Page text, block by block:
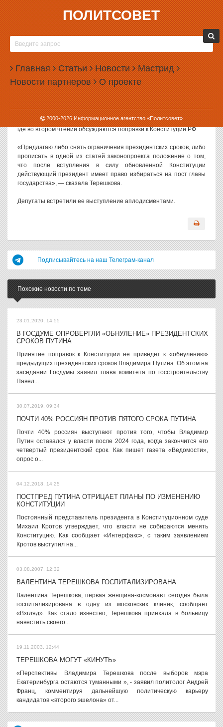
ПОЛИТСОВЕТ
Главная Статьи Новости Мастрид
Новости партнеров О проекте
2000-2026Информационное агентство «Политсовет»
10.03.2020, 15:49
ТЕРЕШКОВА ПРЕДЛОЖИЛА ПОПРАВКИ,
ПОЗВОЛЯЮЩИЕ ПУТИНУ ОСТАТЬСЯ
ПРЕЗИДЕНТОМ ПОСЛЕ 2024 ГОДА
Депутат Госдумы Валентина Терешкова предложила прописать в
Конституции нормы, которые позволят оставить Владимира
Путина президентом после 2024 года.
Такое предложение Терешкова озвучила на заседании Госдумы,
где во втором чтении обсуждаются поправки к Конституции РФ.
«Предлагаю либо снять ограничения президентских сроков, либо
прописать в одной из статей законопроекта положение о том,
что после вступления в силу обновленной Конституции
действующий президент имеет право избираться на пост главы
государства», — сказала Терешкова.
Депутаты встретили ее выступление аплодисментами.
Подписывайтесь на наш Телеграм-канал
Похожие новости по теме
23.01.2020, 14:55
В ГОСДУМЕ ОПРОВЕРГЛИ «ОБНУЛЕНИЕ» ПРЕЗИДЕНТСКИХ
СРОКОВ ПУТИНА
Принятие поправок к Конституции не приведет к «обнулению»
предыдущих президентских сроков Владимира Путина. Об этом на
заседании Госдумы заявил глава комитета по госстроительству
Павел...
30.07.2019, 09:34
ПОЧТИ 40% РОССИЯН ПРОТИВ ПЯТОГО СРОКА ПУТИНА
Почти 40% россиян выступают против того, чтобы Владимир
Путин оставался у власти после 2024 года, когда закончится его
четвертый президентский срок. Как пишет газета «Ведомости»,
опрос о...
04.12.2018, 14:25
ПОСТПРЕД ПУТИНА ОТРИЦАЕТ ПЛАНЫ ПО ИЗМЕНЕНИЮ
КОНСТИТУЦИИ
Постоянный представитель президента в Конституционном суде
Михаил Кротов утверждает, что власти не собираются менять
Конституцию. Как сообщает «Интерфакс», с таким заявлением
Кротов выступил на...
03.08.2007, 12:32
ВАЛЕНТИНА ТЕРЕШКОВА ГОСПИТАЛИЗИРОВАНА
Валентина Терешкова, первая женщина-космонавт сегодня была
госпитализирована в одну из московских клиник, сообщает
«Взгляд». Как стало известно, Терешкова приехала в больницу
навестить своего...
19.11.2003, 12:44
ТЕРЕШКОВА МОГУТ «КИНУТЬ»
«Перспективы Владимира Терешкова после выборов мэра
Екатеринбурга остаются туманными », - заявил политолог Андрей
Франц, комментируя дальнейшую политическую карьеру
кандидатов «второго эшелона» от...